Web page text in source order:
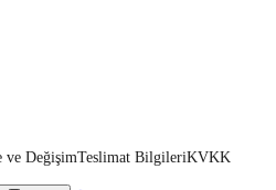
ve DeğişimTeslimat BilgileriKVKK